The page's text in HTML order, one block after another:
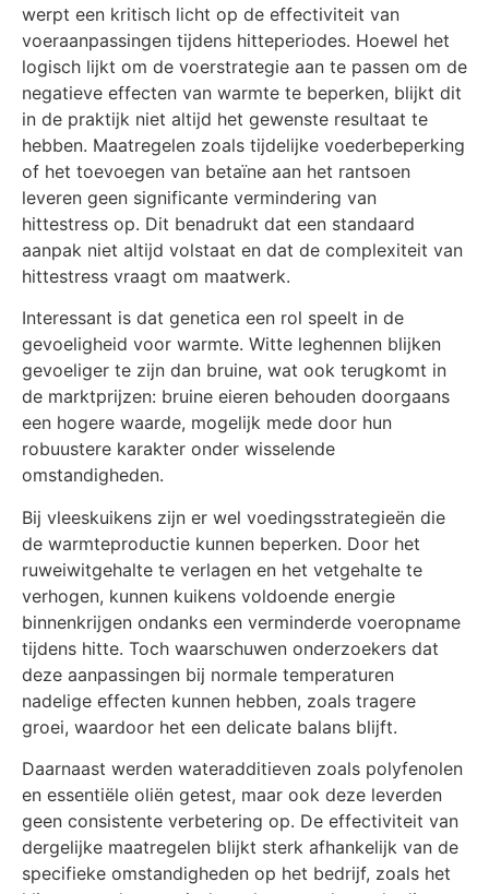
werpt een kritisch licht op de effectiviteit van
voeraanpassingen tijdens hitteperiodes. Hoewel het
logisch lijkt om de voerstrategie aan te passen om de
negatieve effecten van warmte te beperken, blijkt dit
in de praktijk niet altijd het gewenste resultaat te
hebben. Maatregelen zoals tijdelijke voederbeperking
of het toevoegen van betaïne aan het rantsoen
leveren geen significante vermindering van
hittestress op. Dit benadrukt dat een standaard
aanpak niet altijd volstaat en dat de complexiteit van
hittestress vraagt om maatwerk.
Interessant is dat genetica een rol speelt in de
gevoeligheid voor warmte. Witte leghennen blijken
gevoeliger te zijn dan bruine, wat ook terugkomt in
de marktprijzen: bruine eieren behouden doorgaans
een hogere waarde, mogelijk mede door hun
robuustere karakter onder wisselende
omstandigheden.
Bij vleeskuikens zijn er wel voedingsstrategieën die
de warmteproductie kunnen beperken. Door het
ruweiwitgehalte te verlagen en het vetgehalte te
verhogen, kunnen kuikens voldoende energie
binnenkrijgen ondanks een verminderde voeropname
tijdens hitte. Toch waarschuwen onderzoekers dat
deze aanpassingen bij normale temperaturen
nadelige effecten kunnen hebben, zoals tragere
groei, waardoor het een delicate balans blijft.
Daarnaast werden wateradditieven zoals polyfenolen
en essentiële oliën getest, maar ook deze leverden
geen consistente verbetering op. De effectiviteit van
dergelijke maatregelen blijkt sterk afhankelijk van de
specifieke omstandigheden op het bedrijf, zoals het